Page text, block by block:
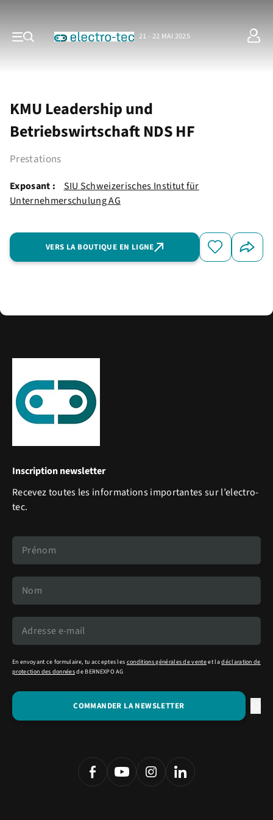
21 - 22 MAI 2025
KMU Leadership und
Betriebswirtschaft NDS HF
Prestations
Exposant :
SIU Schweizerisches Institut für
Unternehmerschulung AG
VERS LA BOUTIQUE EN LIGNE
Inscription newsletter
Recevez toutes les informations importantes sur l’electro-
tec.
En envoyant ce formulaire, tu acceptes les conditions générales de venteet ladéclaration de
protection des donnéesde BERNEXPO AG